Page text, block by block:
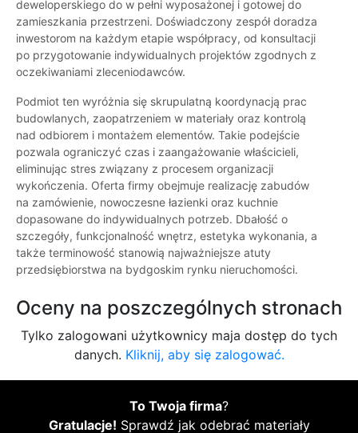
deweloperskiego do w pełni wyposażonej i gotowej do
zamieszkania przestrzeni. Doświadczony zespół doradza
inwestorom na każdym etapie współpracy, od konsultacji
po przygotowanie indywidualnych projektów zgodnych z
oczekiwaniami zleceniodawców.
Podmiot ten wyróżnia się skrupulatną koordynacją prac
budowlanych, zaopatrzeniem w materiały oraz kontrolą
nad odbiorem i montażem elementów. Takie podejście
pozwala ograniczyć czas i zaangażowanie właścicieli,
eliminując stres związany z procesem organizacji
wykończenia. Oferta firmy obejmuje realizację zabudów
na zamówienie, nowoczesne łazienki oraz kuchnie
dopasowane do indywidualnych potrzeb. Dbałość o
szczegóły, funkcjonalność wnętrz, estetyka wykonania, a
także terminowość stanowią najważniejsze atuty
przedsiębiorstwa na bydgoskim rynku nieruchomości.
Oceny na poszczególnych stronach
Tylko zalogowani użytkownicy maja dostęp do tych
danych. Kliknij, aby się zalogować.
To Twoja firma?
Gratulacje! Sprawdź jak odebrać materiały